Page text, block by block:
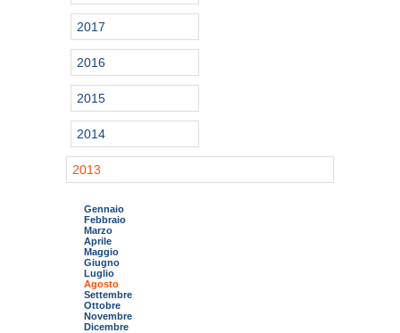
2017
2016
2015
2014
2013
Gennaio
Febbraio
Marzo
Aprile
Maggio
Giugno
Luglio
Agosto
Settembre
Ottobre
Novembre
Dicembre